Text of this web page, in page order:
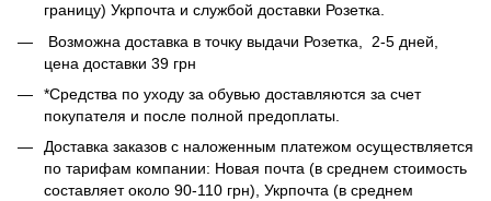
границу) Укрпочта и службой доставки Розетка.
Возможна доставка в точку выдачи Розетка, 2-5 дней,
цена доставки 39 грн
*Средства по уходу за обувью доставляются за счет
покупателя и после полной предоплаты.
Доставка заказов с наложенным платежом осуществляется
по тарифам компании: Новая почта (в среднем стоимость
составляет около 90-110 грн), Укрпочта (в среднем